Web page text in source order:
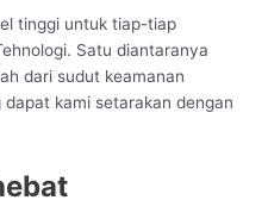
tinggi untuk tiap-tiap
Satu diantaranya
dari sudut keamanan
kami setarakan dengan